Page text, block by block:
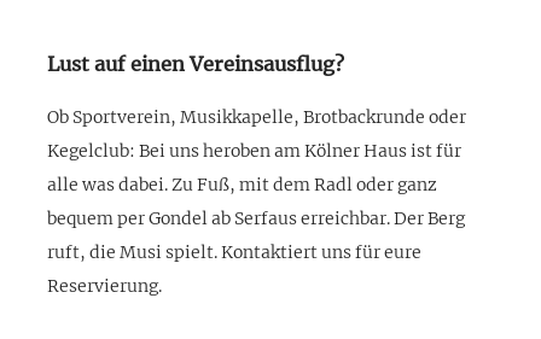
Lust auf einen Vereinsausflug?
Ob Sportverein, Musikkapelle, Brotbackrunde oder
Kegelclub: Bei uns heroben am Kölner Haus ist für
alle was dabei. Zu Fuß, mit dem Radl oder ganz
bequem per Gondel ab Serfaus erreichbar. Der Berg
ruft, die Musi spielt. Kontaktiert uns für eure
Reservierung.